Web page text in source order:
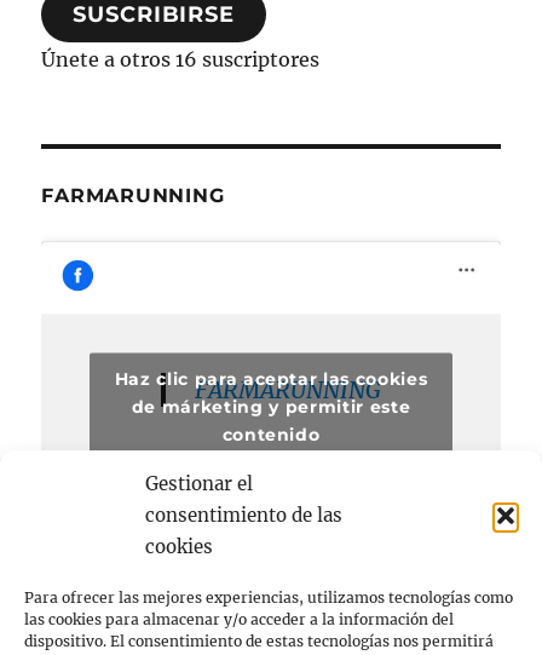
Gestionar el
consentimiento de las
cookies
Para ofrecer las mejores experiencias, utilizamos tecnologías como
las cookies para almacenar y/o acceder a la información del
dispositivo. El consentimiento de estas tecnologías nos permitirá
electrónico
SUSCRIBIRSE
Únete a otros 16 suscriptores
FARMARUNNING
FARMARUNNING
Haz clic para aceptar las cookies
de márketing y permitir este
contenido